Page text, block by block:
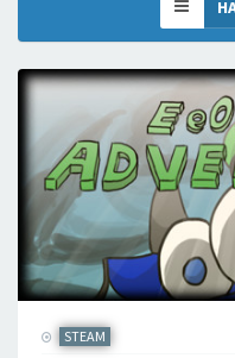
STEAM